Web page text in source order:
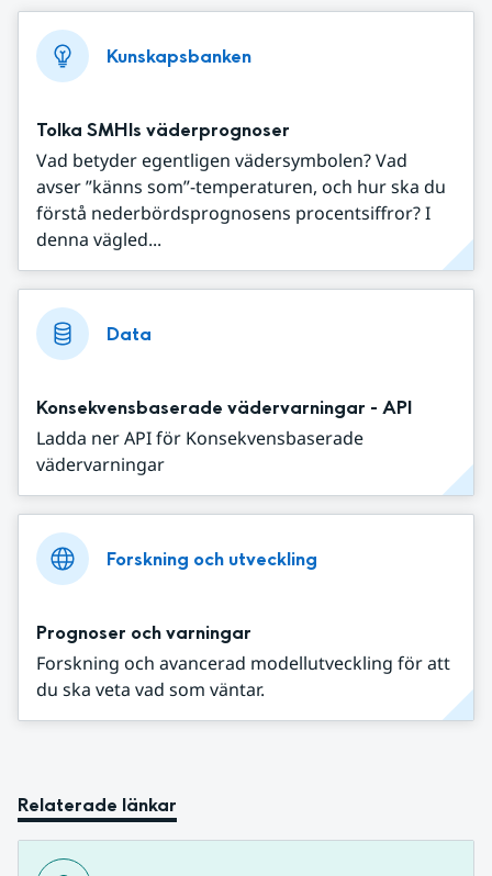
Kunskapsbanken
Tolka SMHIs väderprognoser
Vad betyder egentligen vädersymbolen? Vad
avser ”känns som”-temperaturen, och hur ska du
förstå nederbördsprognosens procentsiffror? I
denna vägled...
Data
Konsekvensbaserade vädervarningar - API
Ladda ner API för Konsekvensbaserade
vädervarningar
Forskning och utveckling
Prognoser och varningar
Forskning och avancerad modellutveckling för att
du ska veta vad som väntar.
Relaterade länkar